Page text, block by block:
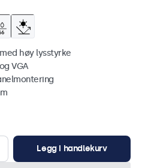
høy lysstyrke
VGA
Legg i handlekurv